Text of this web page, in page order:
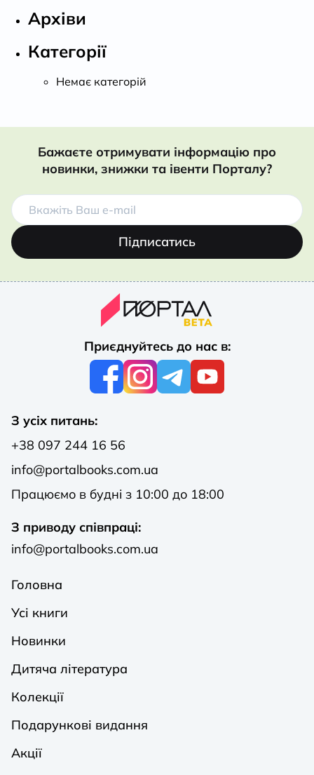
Архіви
Категорії
Немає категорій
Бажаєте отримувати інформацію про
новинки, знижки та івенти Порталу?
Підписатись
Приєднуйтесь до нас в:
З усіх питань:
+38 097 244 16 56
info@portalbooks.com.ua
Працюємо в будні з 10:00 до 18:00
З приводу співпраці:
info@portalbooks.com.ua
Головна
Усі книги
Новинки
Дитяча література
Колекції
Подарункові видання
Акції